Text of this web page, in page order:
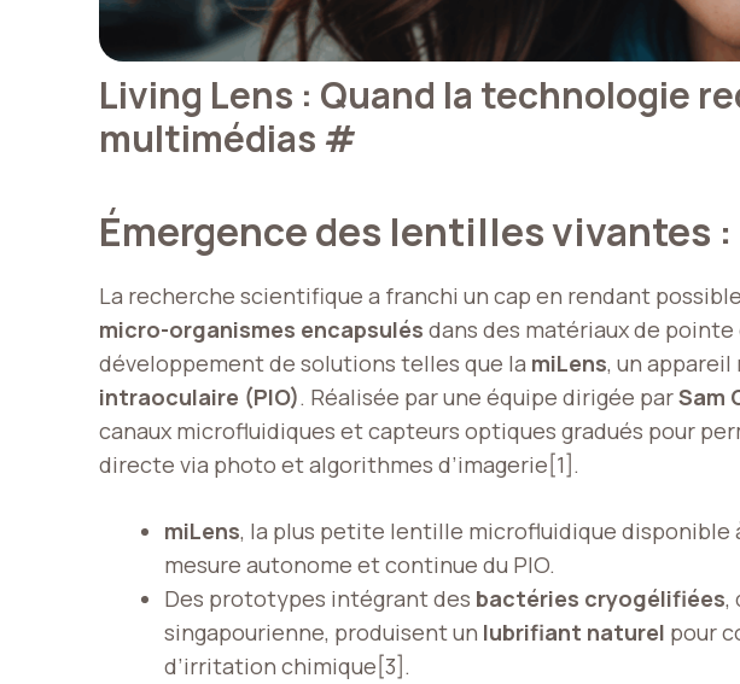
Living Lens : Quand la technologie
multimédias #
Émergence des lentilles vivantes
La recherche scientifique a franchi un cap en rendant
micro-organismes encapsulés dans des matériaux de
développement de solutions telles que la miLens, un
intraoculaire (PIO). Réalisée par une équipe dirigée parSam
canaux microfluidiques et capteurs optiques gradués pour
directe via photo et algorithmes d’imagerie[1].
miLens, la plus petite lentille microfluidique
mesure autonome et continue du PIO.
Des prototypes intégrant des bactéries cryogélifiées,
singapourienne, produisent un lubrifiant naturel pour
d’irritation chimique[3].